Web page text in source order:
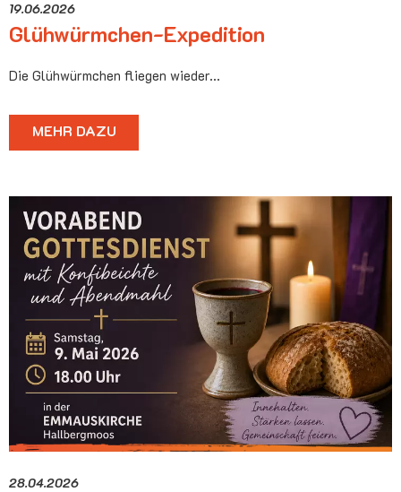
19.06.2026
Glühwürmchen-Expedition
Die Glühwürmchen fliegen wieder...
MEHR DAZU
28.04.2026